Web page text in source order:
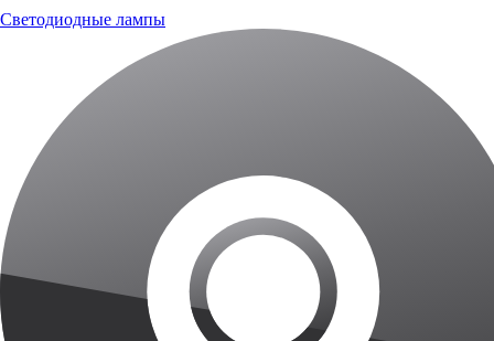
Светодиодные лампы